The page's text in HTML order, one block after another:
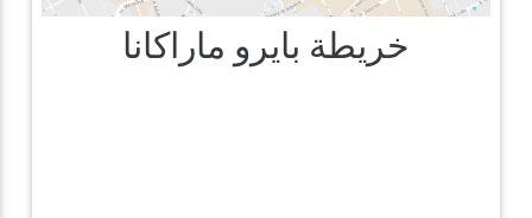
خريطة بايرو ماراكانا